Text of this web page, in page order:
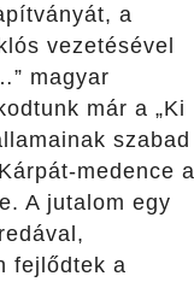
a
vezetésével
magyar
már a „Ki
szabad
medence a
A jutalom egy
fejlődtek a